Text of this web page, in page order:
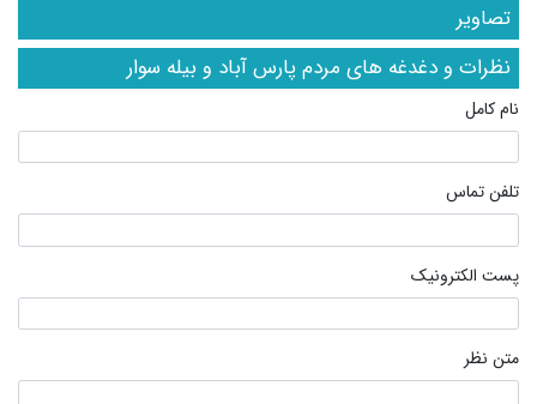
تصاویر
نظرات و دغدغه های مردم پارس آباد و بیله سوار
نام کامل
تلفن تماس
پست الکترونیک
متن نظر